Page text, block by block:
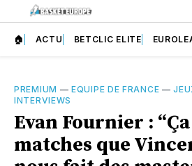
🏠 ACTU BETCLIC ELITE
PREMIUM —EQUIPE DE FRANCE —
INTERVIEWS
Evan Fournier :
matches que